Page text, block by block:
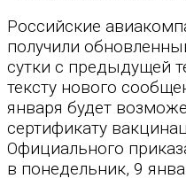
Российские
получили
сутки с предыдущей
тексту нового
января будет
сертификату
Официального
в понедельник, 9